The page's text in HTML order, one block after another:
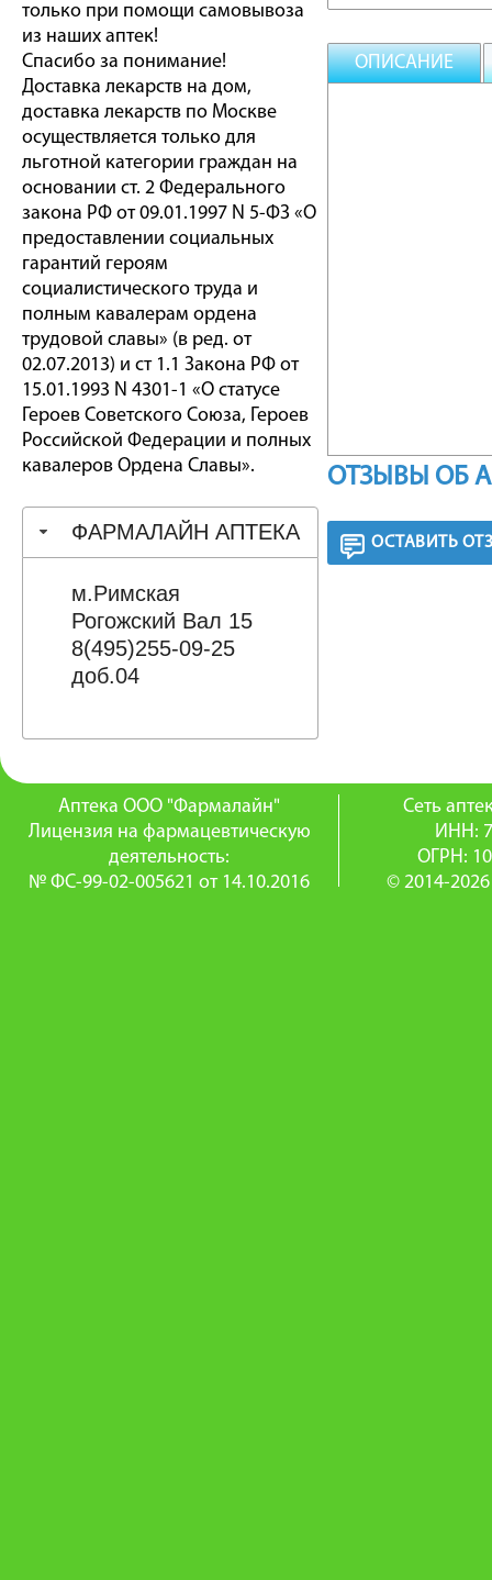
только при помощи самовывоза
из наших аптек!
Спасибо за понимание!
Доставка лекарств на дом,
доставка лекарств по Москве
осуществляется только для
льготной категории граждан на
основании ст. 2 Федерального
закона РФ от 09.01.1997 N 5-ФЗ «О
предоставлении социальных
гарантий героям
социалистического труда и
полным кавалерам ордена
трудовой славы» (в ред. от
02.07.2013) и ст 1.1 Закона РФ от
15.01.1993 N 4301-1 «О статусе
Героев Советского Союза, Героев
Российской Федерации и полных
кавалеров Ордена Славы».
ФАРМАЛАЙН АПТЕКА
м.Римская
Рогожский Вал 15
8(495)255-09-25
доб.04
ОПИСАНИЕ
ОТЗЫВЫ ОБ
ОСТАВИТЬ
Аптека ООО "Фармалайн"
Лицензия на фармацевтическую
деятельность:
№ ФС-99-02-005621 от 14.10.2016
Сеть
ИНН:
ОГРН:
© 2014-